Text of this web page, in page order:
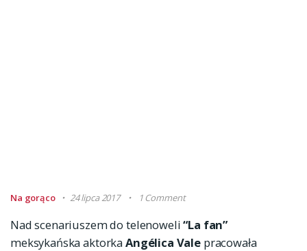
Na gorąco 24 lipca 2017 1 Comment
Nad scenariuszem do telenoweli“La fan”
meksykańska aktorka Angélica Vale pracowała